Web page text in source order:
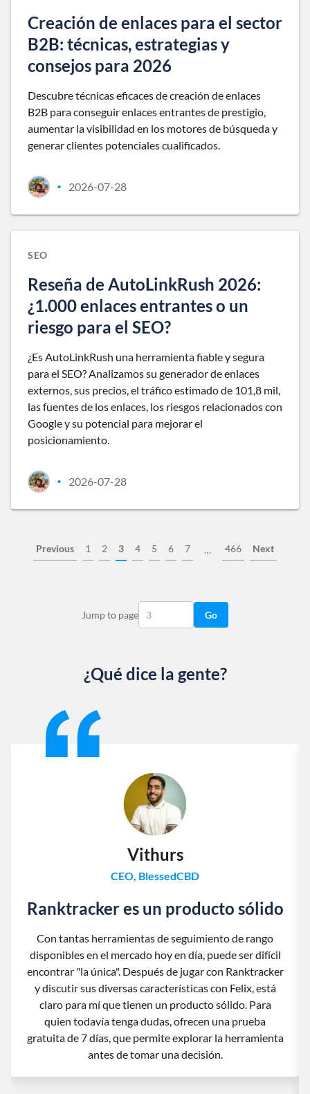
Creación de enlaces para el sector
B2B: técnicas, estrategias y
consejos para 2026
Descubre técnicas eficaces de creación de enlaces
B2B para conseguir enlaces entrantes de prestigio,
aumentar la visibilidad en los motores de búsqueda y
generar clientes potenciales cualificados.
• 2026-07-28
SEO
Reseña de AutoLinkRush 2026:
¿1.000 enlaces entrantes o un
riesgo para el SEO?
¿Es AutoLinkRush una herramienta fiable y segura
para el SEO? Analizamos su generador de enlaces
externos, sus precios, el tráfico estimado de 101,8 mil,
las fuentes de los enlaces, los riesgos relacionados con
Google y su potencial para mejorar el
posicionamiento.
• 2026-07-28
Previous 1 2 3 4 5 6 7 … 466 Next
Jump to page Go
¿Qué dice la gente?
Vithurs
CEO, BlessedCBD
Ranktracker es un producto sólido
Con tantas herramientas de seguimiento de rango
disponibles en el mercado hoy en día, puede ser difícil
encontrar "la única". Después de jugar con Ranktracker
y discutir sus diversas características con Felix, está
claro para mí que tienen un producto sólido. Para
quien todavía tenga dudas, ofrecen una prueba
gratuita de 7 días, que permite explorar la herramienta
antes de tomar una decisión.